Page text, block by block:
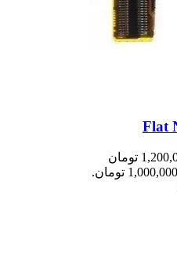
قیمت اصلی: 1,200,000 تومان